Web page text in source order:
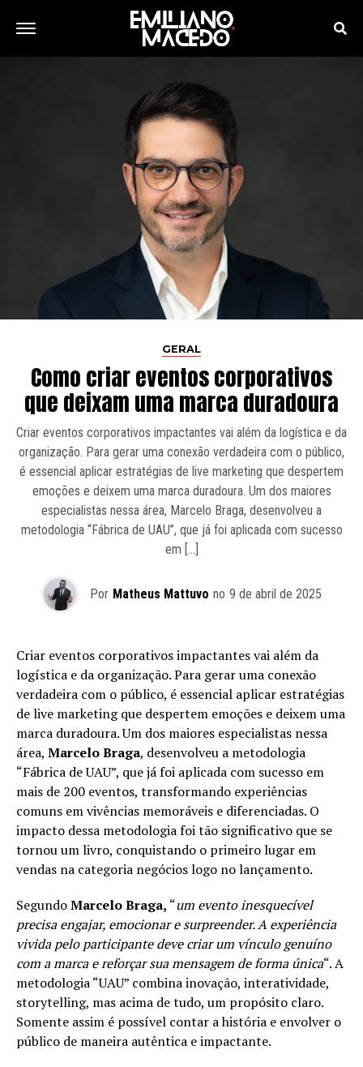
GERAL
Como criar eventos corporativos
que deixam uma marca duradoura
Criar eventos corporativos impactantes vai além da logística e da
organização. Para gerar uma conexão verdadeira com o público,
é essencial aplicar estratégias de live marketing que despertem
emoções e deixem uma marca duradoura. Um dos maiores
especialistas nessa área, Marcelo Braga, desenvolveu a
metodologia “Fábrica de UAU”, que já foi aplicada com sucesso
em […]
Por Matheus Mattuvo no 9 de abril de 2025
Criar eventos corporativos impactantes vai além da
logística e da organização. Para gerar uma conexão
verdadeira com o público, é essencial aplicar estratégias
de live marketing que despertem emoções e deixem uma
marca duradoura. Um dos maiores especialistas nessa
área, Marcelo Braga, desenvolveu a metodologia
“Fábrica de UAU”, que já foi aplicada com sucesso em
mais de 200 eventos, transformando experiências
comuns em vivências memoráveis e diferenciadas. O
impacto dessa metodologia foi tão significativo que se
tornou um livro, conquistando o primeiro lugar em
vendas na categoria negócios logo no lançamento.
SegundoMarcelo Braga, “um evento inesquecível
precisa engajar, emocionar e surpreender. A experiência
vivida pelo participante deve criar um vínculo genuíno
com a marca e reforçar sua mensagem de forma única“. A
metodologia “UAU” combina inovação, interatividade,
storytelling, mas acima de tudo, um propósito claro.
Somente assim é possível contar a história e envolver o
público de maneira autêntica e impactante.